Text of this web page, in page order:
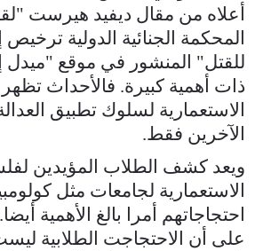
أعلاه من مقال ديفيد هيرست
المحكمة الجنائية الدولية
للقتل" المنشور في موقع
ذات أهمية كبيرة. فالأحداث تظهر
الاستعمارية لسلوك تطبيق
الآخرين فقط.
ويعد كشف الطلاب المؤيدين
الاستعمارية لجامعات مثل
احتجاجاتهم أمرا بالغ الأهمية
على أن الاحتجاجت الطلابية